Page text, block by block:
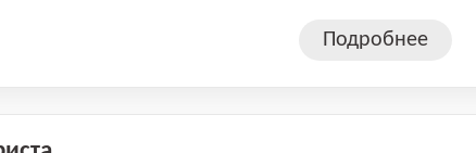
за ее пределами. У компании более 18 000
СТМ.
Подробнее